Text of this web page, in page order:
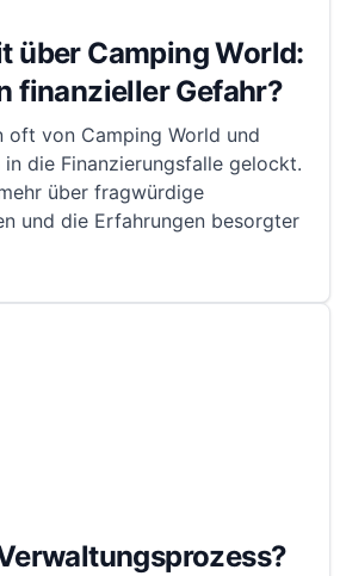
über Camping World:
finanzieller Gefahr?
oft von Camping World und
die Finanzierungsfalle gelockt.
über fragwürdige
und die Erfahrungen besorgter